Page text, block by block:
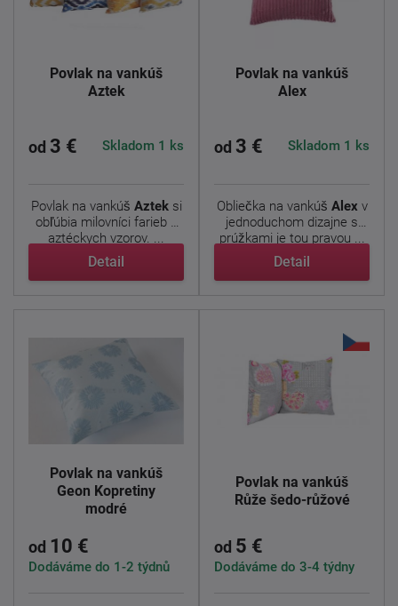
Povlak na vankúš
Aztek
od 3 € Skladom 1 ks
Povlak na vankúš Azteksi
obľúbia milovníci farieb a
aztéckych vzorov. ...
Detail
Povlak na vankúš
Alex
od 3 € Skladom 1 ks
Obliečka na vankúš Alexv
jednoduchom dizajne s
prúžkami je tou pravou ...
Detail
Povlak na vankúš
Geon Kopretiny
modré
od 10 €
Dodáváme do 1-2 týdnů
Povlak na vankúš
Růže šedo-růžové
od 5 €
Dodáváme do 3-4 týdny